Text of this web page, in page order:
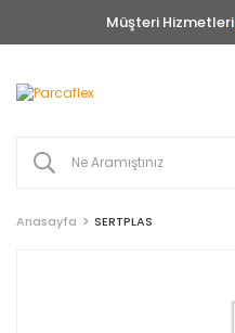
Müşteri Hizmetleri
Anasayfa SERTPLAS